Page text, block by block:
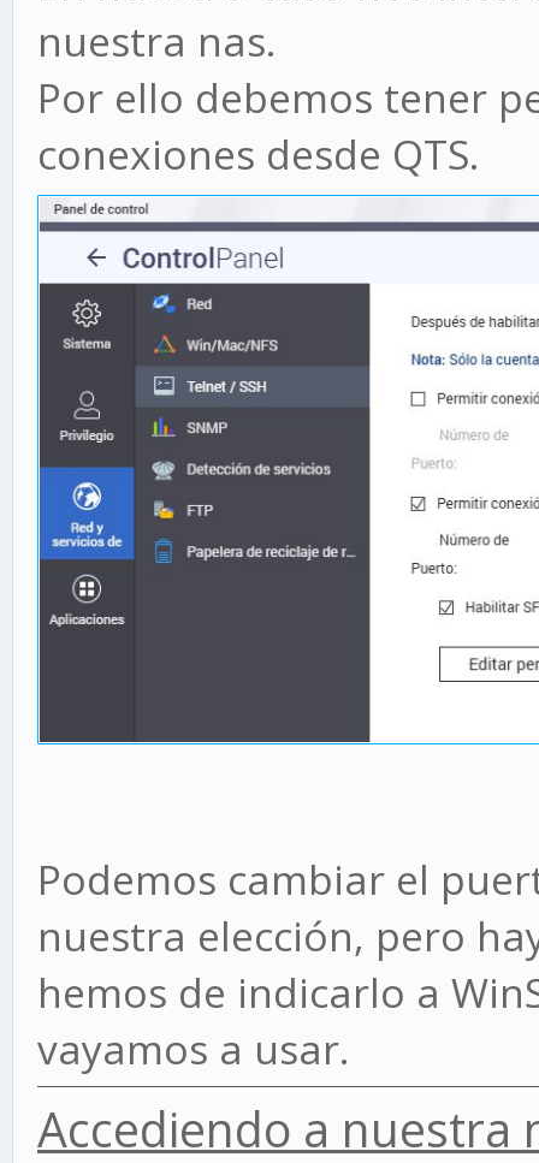
nuestra nas.
Por ello debemos tener
conexiones desde QTS.
Podemos cambiar el
nuestra elección, pero
hemos de indicarlo a
vayamos a usar.
Accediendo a nuestra